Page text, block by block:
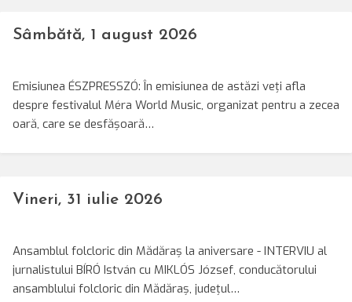
Sâmbătă, 1 august 2026
Emisiunea ÉSZPRESSZÓ: În emisiunea de astăzi veți afla
despre festivalul Méra World Music, organizat pentru a zecea
oară, care se desfășoară…
Vineri, 31 iulie 2026
Ansamblul folcloric din Mădăraș la aniversare - INTERVIU al
jurnalistului BÍRÓ István cu MIKLÓS József, conducătorului
ansamblului folcloric din Mădăraș, județul…